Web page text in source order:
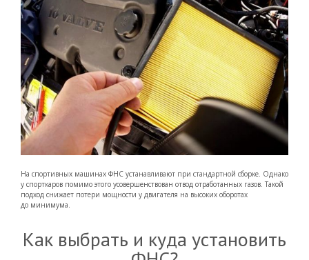
На спортивных машинах ФНС устанавливают при стандартной сборке. Однако
у спорткаров помимо этого усовершенствован отвод отработанных газов. Такой
подход снижает потери мощности у двигателя на высоких оборотах
до минимума.
Как выбрать и куда установить